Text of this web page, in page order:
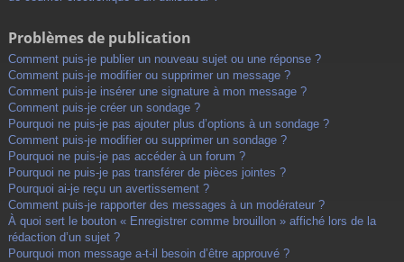
Problèmes de publication
Comment puis-je publier un nouveau sujet ou une réponse ?
Comment puis-je modifier ou supprimer un message ?
Comment puis-je insérer une signature à mon message ?
Comment puis-je créer un sondage ?
Pourquoi ne puis-je pas ajouter plus d’options à un sondage ?
Comment puis-je modifier ou supprimer un sondage ?
Pourquoi ne puis-je pas accéder à un forum ?
Pourquoi ne puis-je pas transférer de pièces jointes ?
Pourquoi ai-je reçu un avertissement ?
Comment puis-je rapporter des messages à un modérateur ?
À quoi sert le bouton « Enregistrer comme brouillon » affiché lors de la
rédaction d’un sujet ?
Pourquoi mon message a-t-il besoin d’être approuvé ?